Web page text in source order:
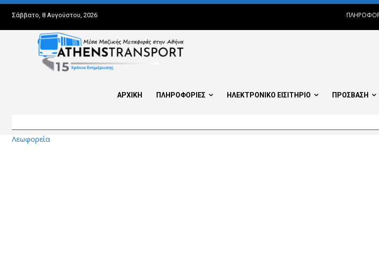
Σάββατο, 8 Αυγούστου, 2026
ΑΡΧΙΚΗ ΠΛΗΡΟΦΟΡΙΕΣ ΗΛΕΚΤΡΟΝΙΚΟ ΕΙΣΙΤΗΡΙΟ ΠΡΟΣΒΑΣΗ
Λεωφορεία